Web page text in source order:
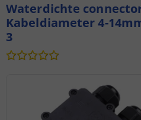
Waterdichte
Kabeldiameter 4-
3